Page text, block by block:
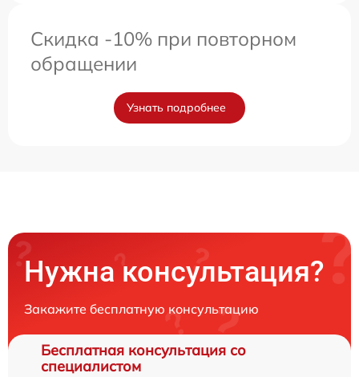
Скидка -10% при повторном
обращении
Узнать подробнее
Нужна консультация?
Закажите бесплатную консультацию
Бесплатная консультация со
специалистом